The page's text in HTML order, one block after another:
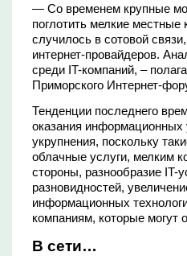
— Со временем крупные
поглотить мелкие
случилось в сотовой
интернет-провайдеров.
среди IT-компаний, –
Приморского Интернет-
Тенденции последнего
оказания информационных
укрупнения, поскольку
облачные услуги, мелким
стороны, разнообразие IT-
разновидностей,
информационных
компаниям, которые могут
В сети…